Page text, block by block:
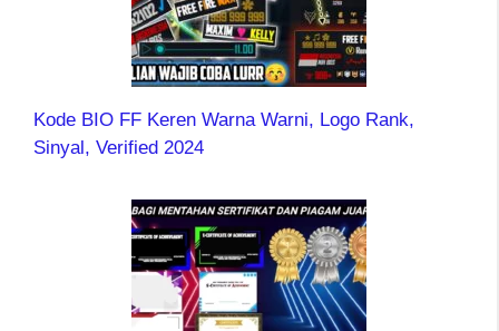
Kode BIO FF Keren Warna Warni, Logo Rank,
Sinyal, Verified 2024